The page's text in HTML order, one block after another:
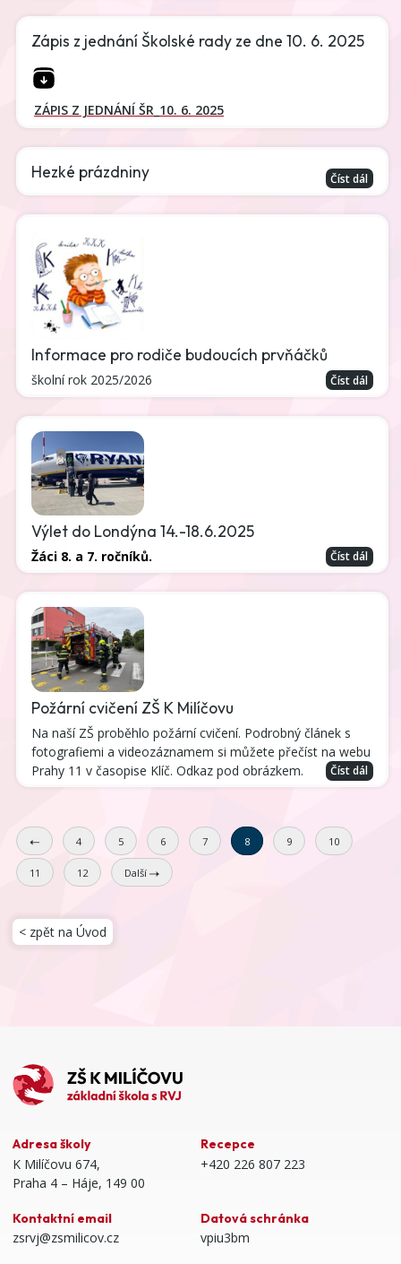
Zápis z jednání Školské rady ze dne 10. 6. 2025
ZÁPIS Z JEDNÁNÍ ŠR_10. 6. 2025
Hezké prázdniny Číst dál
Informace pro rodiče budoucích prvňáčků
školní rok 2025/2026 Číst dál
Výlet do Londýna 14.-18.6.2025
Žáci 8. a 7. ročníků. Číst dál
Požární cvičení ZŠ K Milíčovu
Na naší ZŠ proběhlo požární cvičení. Podrobný článek s
fotografiemi a videozáznamem si můžete přečíst na webu
Prahy 11 v časopise Klíč. Odkaz pod obrázkem.
Číst dál
4 5 6 7 8 9 10
11 12 Další
< zpět na Úvod
Adresa školy
K Milíčovu 674,
Praha 4 – Háje, 149 00
Recepce
+420 226 807 223
Kontaktní email
zsrvj@zsmilicov.cz
Datová schránka
vpiu3bm